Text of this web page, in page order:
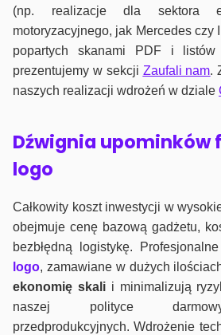
(np. realizacje dla sektora
motoryzacyjnego, jak Mercedes czy
popartych skanami PDF i listów
prezentujemy w sekcji Zaufali nam.
naszych realizacji wdrożeń w dziale
Dźwignia upominków
logo
Całkowity koszt inwestycji w
obejmuje cenę bazową gadżetu,
bezbłędną logistykę. Profesjonalne
logo, zamawiane w dużych
ekonomię skalii minimalizują
naszej polityce
przedprodukcyjnych. Wdrożenie